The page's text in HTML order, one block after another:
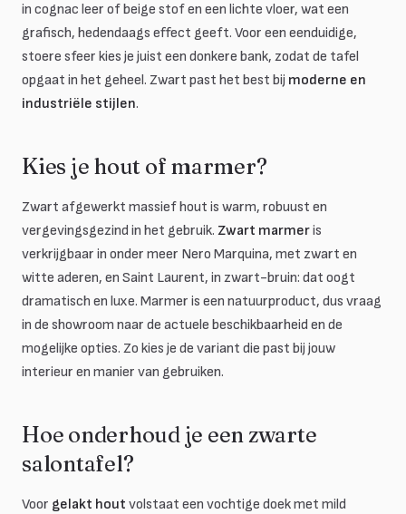
in cognac leer of beige stof en een lichte vloer, wat een
grafisch, hedendaags effect geeft. Voor een eenduidige,
stoere sfeer kies je juist een donkere bank, zodat de tafel
opgaat in het geheel. Zwart past het best bij moderne en
industriële stijlen.
Kies je hout of marmer?
Zwart afgewerkt massief hout is warm, robuust en
vergevingsgezind in het gebruik. Zwart marmeris
verkrijgbaar in onder meer Nero Marquina, met zwart en
witte aderen, en Saint Laurent, in zwart-bruin: dat oogt
dramatisch en luxe. Marmer is een natuurproduct, dus vraag
in de showroom naar de actuele beschikbaarheid en de
mogelijke opties. Zo kies je de variant die past bij jouw
interieur en manier van gebruiken.
Hoe onderhoud je een zwarte
salontafel?
Voor gelakt hout volstaat een vochtige doek met mild